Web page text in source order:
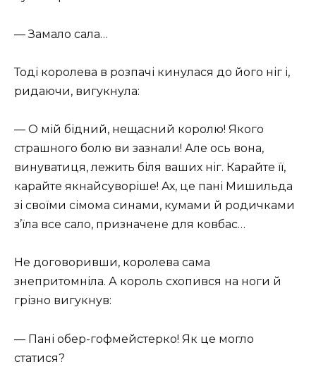
— Замало сала…
Тоді королева в розпачі кинулася до його ніг і,
ридаючи, вигукнула:
— О мій бідний, нещасний королю! Якого
страшного болю ви зазнали! Але ось вона,
винуватиця, лежить біля ваших ніг. Карайте її,
карайте якнайсуворіше! Ах, це пані Мишильда
зі своїми сімома синами, кумами й родичками
з’їла все сало, призначене для ковбас…
Не договоривши, королева сама
знепритомніла. А король схопився на ноги й
грізно вигукнув:
— Пані обер-гофмейстерко! Як це могло
статися?